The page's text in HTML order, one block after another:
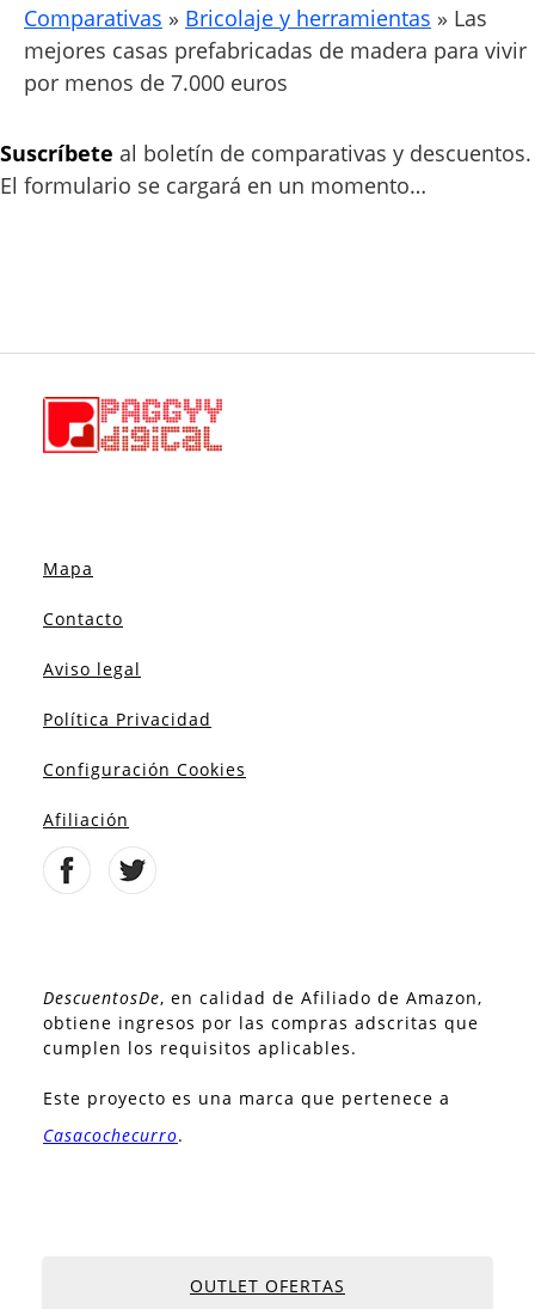
Comparativas » Bricolaje y herramientas » Las
mejores casas prefabricadas de madera para vivir
por menos de 7.000 euros
Suscríbete al boletín de comparativas y descuentos.
El formulario se cargará en un momento…
Mapa
Contacto
Aviso legal
Política Privacidad
Configuración Cookies
Afiliación
DescuentosDe, en calidad de Afiliado de Amazon,
obtiene ingresos por las compras adscritas que
cumplen los requisitos aplicables.
Este proyecto es una marca que pertenece a
Casacochecurro.
OUTLET OFERTAS